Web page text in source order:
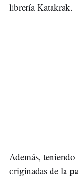
librería Katakrak.
Además, teniendo
originadas de la